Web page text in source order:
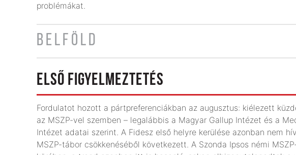
problémákat.
BELFÖLD
ELSŐ FIGYELMEZTETÉS
Fordulatot hozott a pártpreferenciákban az augusztus: kiélezett
az MSZP-vel szemben – legalábbis a Magyar Gallup Intézet és a
Intézet adatai szerint. A Fidesz első helyre kerülése azonban nem
MSZP-tábor csökkenéséből következett. A Szonda Ipsos némi